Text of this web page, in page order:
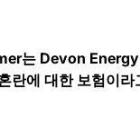
는 Devon Energy
란에 대한 보험이라